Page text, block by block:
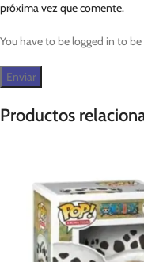
próxima vez que comente.
You have to be logged in to
Productos